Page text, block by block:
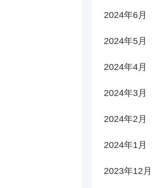
2024年6月
2024年5月
2024年4月
2024年3月
2024年2月
2024年1月
2023年12月